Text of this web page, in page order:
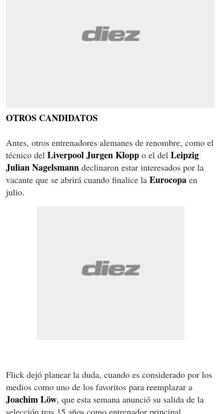
OTROS CANDIDATOS
Antes, otros entrenadores alemanes de renombre, como el
técnico del LiverpoolJurgen Klopp o el del Leipzig
Julian Nagelsmann declinaron estar interesados por la
vacante que se abrirá cuando finalice la Eurocopa en
julio.
Flick dejó planear la duda, cuando es considerado por los
medios como uno de los favoritos para reemplazar a
Joachim Löw, que esta semana anunció su salida de la